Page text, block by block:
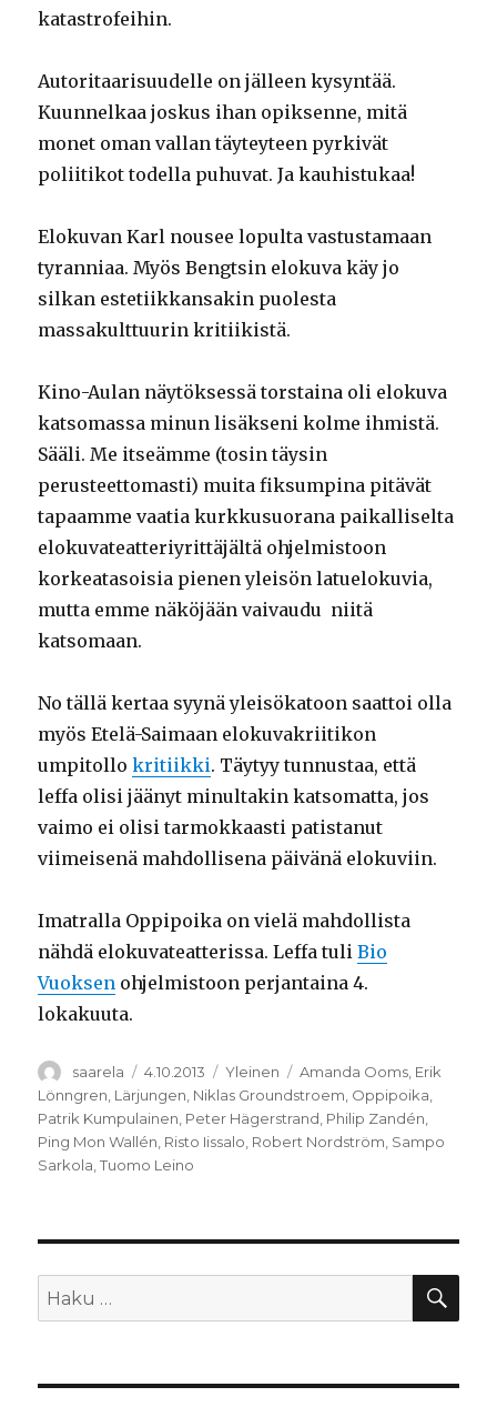
katastrofeihin.
Autoritaarisuudelle on jälleen kysyntää.
Kuunnelkaa joskus ihan opiksenne, mitä
monet oman vallan täyteyteen pyrkivät
poliitikot todella puhuvat. Ja kauhistukaa!
Elokuvan Karl nousee lopulta vastustamaan
tyranniaa. Myös Bengtsin elokuva käy jo
silkan estetiikkansakin puolesta
massakulttuurin kritiikistä.
Kino-Aulan näytöksessä torstaina oli elokuva
katsomassa minun lisäkseni kolme ihmistä.
Sääli. Me itseämme (tosin täysin
perusteettomasti) muita fiksumpina pitävät
tapaamme vaatia kurkkusuorana paikalliselta
elokuvateatteriyrittäjältä ohjelmistoon
korkeatasoisia pienen yleisön latuelokuvia,
mutta emme näköjään vaivaudu niitä
katsomaan.
No tällä kertaa syynä yleisökatoon saattoi olla
myös Etelä-Saimaan elokuvakriitikon
umpitollokritiikki. Täytyy tunnustaa, että
leffa olisi jäänyt minultakin katsomatta, jos
vaimo ei olisi tarmokkaasti patistanut
viimeisenä mahdollisena päivänä elokuviin.
Imatralla Oppipoika on vielä mahdollista
nähdä elokuvateatterissa. Leffa tuliBio
Vuoksen ohjelmistoon perjantaina 4.
lokakuuta.
Kirjoittaja
saarela Julkaistu
4.10.2013 Kategoriat
Yleinen Avainsanat
Amanda Ooms Erik
Lönngren Lärjungen Niklas Groundstroem Oppipoika
Patrik Kumpulainen Peter Hägerstrand Philip Zandén
Ping Mon Wallén Risto Iissalo Robert Nordström Sampo
Sarkola ,Tuomo Leino
Etsi: